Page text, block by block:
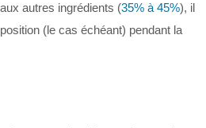
autres ingrédients (35% à 45%), il
(le cas échéant) pendant la